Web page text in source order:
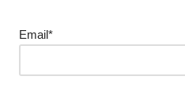
Email*